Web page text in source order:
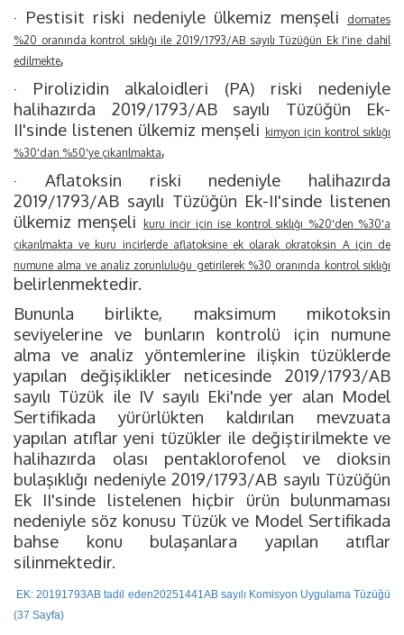
· Pestisit riski nedeniyle ülkemiz menşeli
domates
%20 oranında kontrol sıklığı ile 2019/1793/AB sayılı Tüzüğün Ek I'ine dahil
edilmekte,
· Pirolizidin alkaloidleri (PA) riski nedeniyle
halihazırda 2019/1793/AB sayılı Tüzüğün Ek-
II'sinde listenen ülkemiz menşeli kimyon için kontrol sıklığı
%30'dan %50'ye çıkarılmakta,
· Aflatoksin riski nedeniyle halihazırda
2019/1793/AB sayılı Tüzüğün Ek-II'sinde listenen
ülkemiz menşeli
kuru incir için ise kontrol sıklığı %20'den %30'a
çıkarılmakta ve kuru incirlerde aflatoksine ek olarak okratoksin A için de
numune alma ve analiz zorunluluğu getirilerek %30 oranında kontrol sıklığı
belirlenmektedir.
Bununla birlikte, maksimum mikotoksin
seviyelerine ve bunların kontrolü için numune
alma ve analiz yöntemlerine ilişkin tüzüklerde
yapılan değişiklikler neticesinde 2019/1793/AB
sayılı Tüzük ile IV sayılı Eki'nde yer alan Model
Sertifikada yürürlükten kaldırılan mevzuata
yapılan atıflar yeni tüzükler ile değiştirilmekte ve
halihazırda olası pentaklorofenol ve dioksin
bulaşıklığı nedeniyle 2019/1793/AB sayılı Tüzüğün
Ek II'sinde listelenen hiçbir ürün bulunmaması
nedeniyle söz konusu Tüzük ve Model Sertifikada
bahse konu bulaşanlara yapılan atıflar
silinmektedir.
EK: 20191793AB tadil eden20251441AB sayılı Komisyon Uygulama Tüzüğü
(37 Sayfa)